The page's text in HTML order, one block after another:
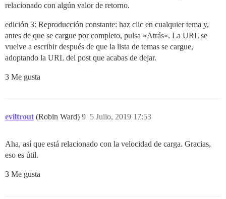
relacionado con algún valor de retorno.
edición 3: Reproducción constante: haz clic en cualquier tema y,
antes de que se cargue por completo, pulsa «Atrás». La URL se
vuelve a escribir después de que la lista de temas se cargue,
adoptando la URL del post que acabas de dejar.
3 Me gusta
eviltrout (Robin Ward) 5 Julio, 2019 17:53
9
Aha, así que está relacionado con la velocidad de carga. Gracias,
eso es útil.
3 Me gusta